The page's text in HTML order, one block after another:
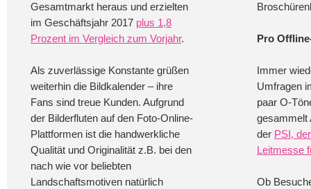
Gesamtmarkt heraus und erzielten
im Geschäftsjahr 2017 plus 1,8
Prozent im Vergleich zum Vorjahr.
Als zuverlässige Konstante grüßen
weiterhin die Bildkalender – ihre
Fans sind treue Kunden. Aufgrund
der Bilderfluten auf den Foto-Online-
Plattformen ist die handwerkliche
Qualität und Originalität z.B. bei den
nach wie vor beliebten
Landschaftsmotiven natürlich
Pro
Immer
Umfragen
paar O-
gesammelt
der PSI,
Leitmesse
Ob